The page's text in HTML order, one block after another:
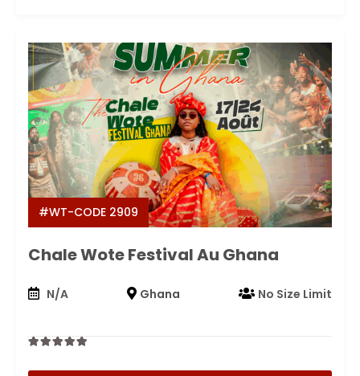
#WT-CODE 2909
Chale Wote Festival Au Ghana
N/A Ghana No Size Limit
0
5